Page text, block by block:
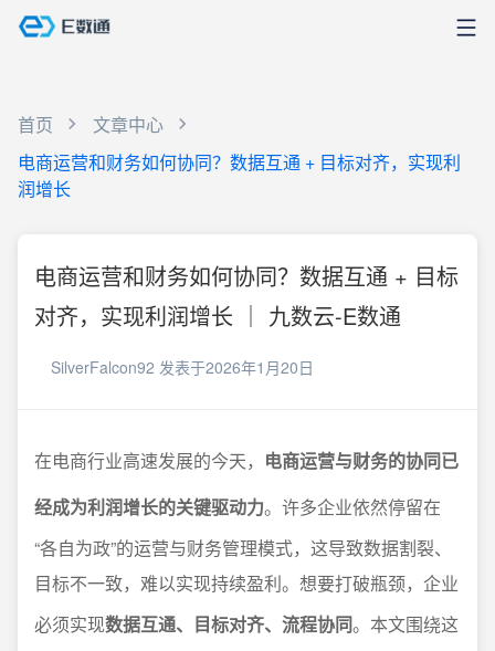
首页
文章中心
电商运营和财务如何协同？数据互通 + 目标对齐，实现利
润增长
电商运营和财务如何协同？数据互通 + 目标
对齐，实现利润增长 ｜ 九数云-E数通
SilverFalcon92 发表于2026年1月20日
在电商行业高速发展的今天， 电商运营与财务的协同已
经成为利润增长的关键驱动力。许多企业依然停留在
“各自为政”的运营与财务管理模式，这导致数据割裂、
目标不一致，难以实现持续盈利。想要打破瓶颈，企业
必须实现数据互通、目标对齐、流程协同。本文围绕这